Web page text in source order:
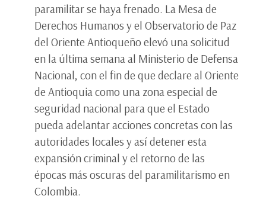
paramilitar se haya frenado. La Mesa de
Derechos Humanos y el Observatorio de Paz
del Oriente Antioqueño elevó una solicitud
en la última semana al Ministerio de Defensa
Nacional, con el fin de que declare al Oriente
de Antioquia como una zona especial de
seguridad nacional para que el Estado
pueda adelantar acciones concretas con las
autoridades locales y así detener esta
expansión criminal y el retorno de las
épocas más oscuras del paramilitarismo en
Colombia.